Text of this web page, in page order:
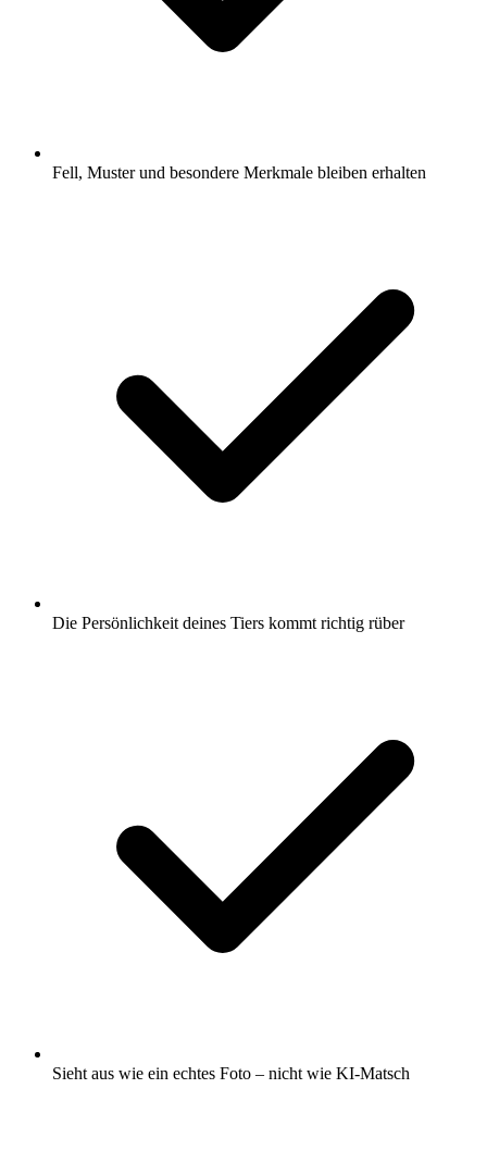
Fell, Muster und besondere Merkmale bleiben erhalten
Die Persönlichkeit deines Tiers kommt richtig rüber
Sieht aus wie ein echtes Foto – nicht wie KI-Matsch